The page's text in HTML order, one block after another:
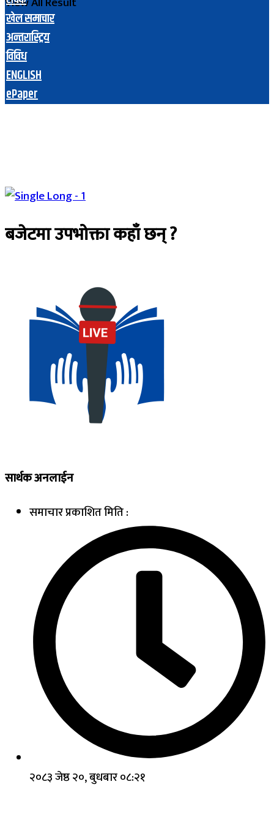
खेल समाचार
अन्तरास्ट्रिय
विविध
ENGLISH
ePaper
बजेटमा उपभोक्ता कहाँ छन् ?
सार्थक अनलाईन
समाचार प्रकाशित मिति :
२०८३ जेष्ठ २०, बुधबार ०८:२१